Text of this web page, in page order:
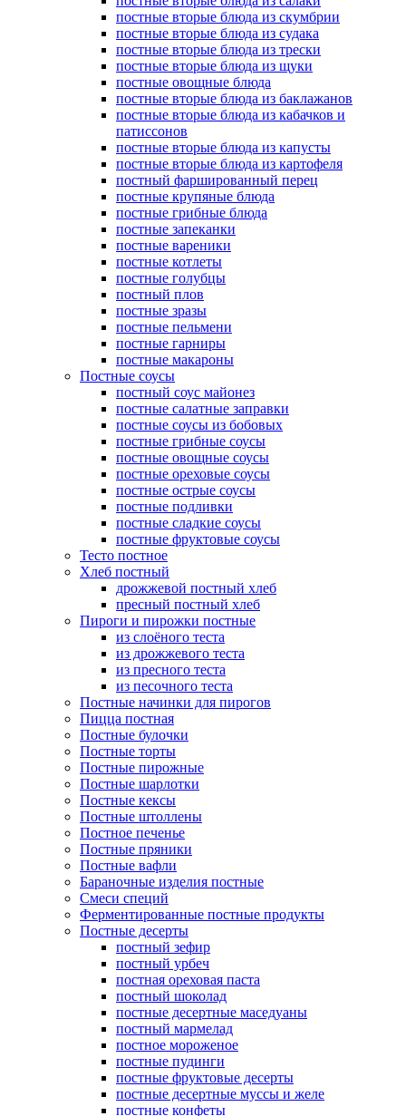
постные вторые блюда из скумбрии
постные вторые блюда из судака
постные вторые блюда из трески
постные вторые блюда из щуки
постные овощные блюда
постные вторые блюда из баклажанов
постные вторые блюда из кабачков и
патиссонов
постные вторые блюда из капусты
постные вторые блюда из картофеля
постный фаршированный перец
постные крупяные блюда
постные грибные блюда
постные запеканки
постные вареники
постные котлеты
постные голубцы
постный плов
постные зразы
постные пельмени
постные гарниры
постные макароны
Постные соусы
постный соус майонез
постные салатные заправки
постные соусы из бобовых
постные грибные соусы
постные овощные соусы
постные ореховые соусы
постные острые соусы
постные подливки
постные сладкие соусы
постные фруктовые соусы
Тесто постное
Хлеб постный
дрожжевой постный хлеб
пресный постный хлеб
Пироги и пирожки постные
из слоёного теста
из дрожжевого теста
из пресного теста
из песочного теста
Постные начинки для пирогов
Пицца постная
Постные булочки
Постные торты
Постные пирожные
Постные шарлотки
Постные кексы
Постные штоллены
Постное печенье
Постные пряники
Постные вафли
Бараночные изделия постные
Смеси специй
Ферментированные постные продукты
Постные десерты
постный зефир
постный урбеч
постная ореховая паста
постный шоколад
постные десертные маседуаны
постный мармелад
постное мороженое
постные пудинги
постные фруктовые десерты
постные десертные муссы и желе
постные конфеты